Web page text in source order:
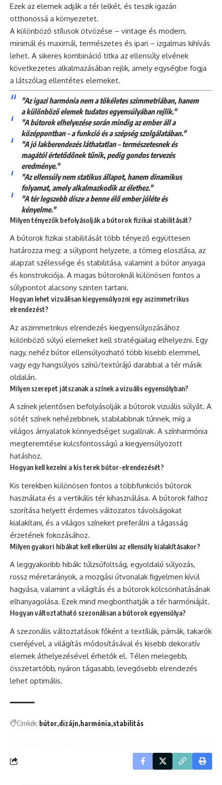
Ezek az elemek adják a tér lelkét, és teszik igazán
otthonossá a környezetet.
A különböző stílusok ötvözése – vintage és modern,
minimál és maximál, természetes és ipari – izgalmas kihívás
lehet. A sikeres kombináció titka az ellensúly elvének
következetes alkalmazásában rejlik, amely egységbe fogja
a látszólag ellentétes elemeket.
"Az igazi harmónia nem a tökéletes szimmetriában, hanem
a különböző elemek tudatos egyensúlyában rejlik."
"A bútorok elhelyezése során mindig az ember áll a
középpontban – a funkció és a szépség szolgálatában."
"A jó lakberendezés láthatatlan – természetesnek és
magától értetődőnek tűnik, pedig gondos tervezés
eredménye."
"Az ellensúly nem statikus állapot, hanem dinamikus
folyamat, amely alkalmazkodik az élethez."
"A tér legszebb dísze a benne élő ember jóléte és
kényelme."
Milyen tényezők befolyásolják a bútorok fizikai stabilitását?
A bútorok fizikai stabilitását több tényező együttesen
határozza meg: a súlypont helyzete, a tömeg eloszlása, az
alapzat szélessége és stabilitása, valamint a bútor anyaga
és konstrukciója. A magas bútoroknál különösen fontos a
súlypontot alacsony szinten tartani.
Hogyan lehet vizuálisan kiegyensúlyozni egy aszimmetrikus
elrendezést?
Az aszimmetrikus elrendezés kiegyensúlyozásához
különböző súlyú elemeket kell stratégiailag elhelyezni. Egy
nagy, nehéz bútor ellensúlyozható több kisebb elemmel,
vagy egy hangsúlyos színű/textúrájú darabbal a tér másik
oldalán.
Milyen szerepet játszanak a színek a vizuális egyensúlyban?
A színek jelentősen befolyásolják a bútorok vizuális súlyát. A
sötét színek nehézebbnek, stabilabbnak tűnnek, míg a
világos árnyalatok könnyedséget sugallnak. A színharmónia
megteremtése kulcsfontosságú a kiegyensúlyozott
hatáshoz.
Hogyan kell kezelni a kis terek bútor-elrendezését?
Kis terekben különösen fontos a többfunkciós bútorok
használata és a vertikális tér kihasználása. A bútorok falhoz
szorítása helyett érdemes változatos távolságokat
kialakítani, és a világos színeket preferálni a tágasság
érzetének fokozásához.
Milyen gyakori hibákat kell elkerülni az ellensúly kialakításakor?
A leggyakoribb hibák: túlzsúfoltság, egyoldalú súlyozás,
rossz méretarányok, a mozgási útvonalak figyelmen kívül
hagyása, valamint a világítás és a bútorok kölcsönhatásának
elhanyagolása. Ezek mind megbonthatják a tér harmóniáját.
Hogyan változtatható szezonálisan a bútorok egyensúlya?
A szezonális változtatások főként a textíliák, párnák, takarók
cseréjével, a világítás módosításával és kisebb dekoratív
elemek áthelyezésével érhetők el. Télen melegebb,
összetartóbb, nyáron tágasabb, levegősebb elrendezés
lehet optimális.
Címkék: bútor dizájn harmónia stabilitás